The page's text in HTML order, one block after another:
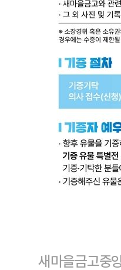
새마을금고중